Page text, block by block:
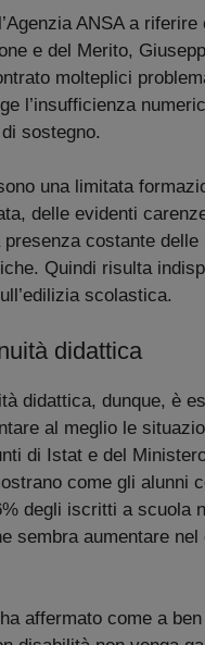
ANSA a
e del Merito,
molteplici
l’insufficienza
sostegno.
una limitata
delle evidenti
presenza costante delle
Quindi risulta
scolastica.
didattica
didattica, dunque, è
al meglio le
di Istat e del
come gli alunni
degli iscritti a scuola
sembra aumentare nel
affermato come a ben